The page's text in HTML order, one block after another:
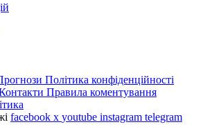
Політика конфіденційності
Правила коментування
facebook x youtube instagram telegram